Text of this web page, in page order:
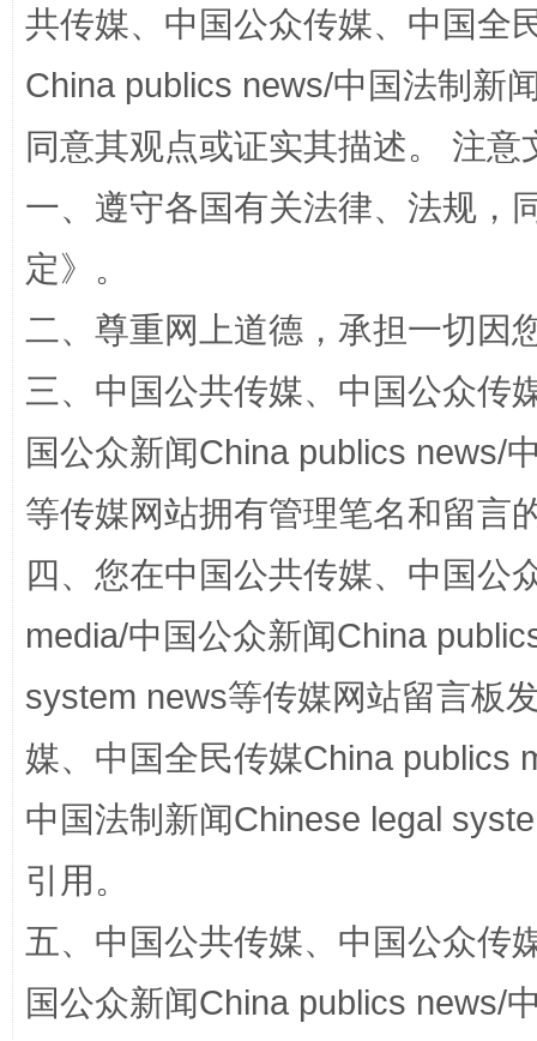
国家大学科技园优化重塑工作
扯下公款旅游的“隐身衣” 如何以
共传媒、中国公众传媒、中国全
China publics news/中国法制新
同意其观点或证实其描述。 注
一、遵守各国有关法律、法规，
定》。
二、尊重网上道德，承担一切因
三、中国公共传媒、中国公众传
国公众新闻China publics news/
等传媒网站拥有管理笔名和留言
四、您在中国公共传媒、中国公
media/中国公众新闻China
system news等传媒网站留言板
媒、中国全民传媒China publics
中国法制新闻Chinese legal
引用。
五、中国公共传媒、中国公众传
国公众新闻China publics news/